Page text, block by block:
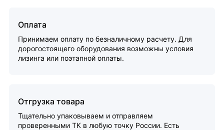
Оплата
Принимаем оплату по безналичному расчету. Для
дорогостоящего оборудования возможны условия
лизинга или поэтапной оплаты.
Отгрузка товара
Тщательно упаковываем и отправляем
проверенными ТК в любую точку России. Есть